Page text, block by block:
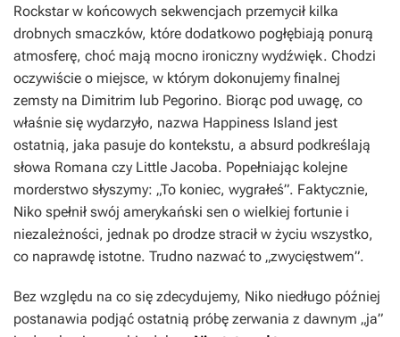
Rockstar w końcowych sekwencjach przemycił kilka
drobnych smaczków, które dodatkowo pogłębiają ponurą
atmosferę, choć mają mocno ironiczny wydźwięk. Chodzi
oczywiście o miejsce, w którym dokonujemy finalnej
zemsty na Dimitrim lub Pegorino. Biorąc pod uwagę, co
właśnie się wydarzyło, nazwa Happiness Island jest
ostatnią, jaka pasuje do kontekstu, a absurd podkreślają
słowa Romana czy Little Jacoba. Popełniając kolejne
morderstwo słyszymy: „To koniec, wygrałeś”. Faktycznie,
Niko spełnił swój amerykański sen o wielkiej fortunie i
niezależności, jednak po drodze stracił w życiu wszystko,
co naprawdę istotne. Trudno nazwać to „zwycięstwem”.
Bez względu na co się zdecydujemy, Niko niedługo później
postanawia podjąć ostatnią próbę zerwania z dawnym „ja”